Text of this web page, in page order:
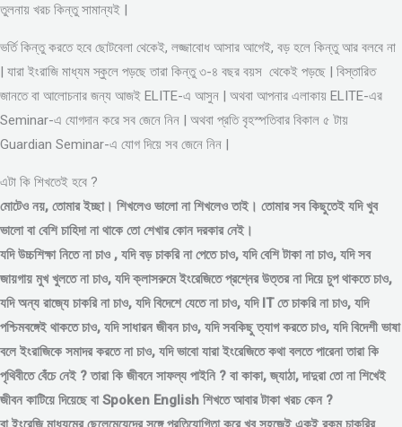
তুলনায় খরচ কিন্তু সামান্যই |
ভর্তি কিন্তু করতে হবে ছোটবেলা থেকেই, লজ্জাবোধ আসার আগেই, বড় হলে কিন্তু আর বলবে না
| যারা ইংরাজি মাধ্যম স্কুলে পড়ছে তারা কিন্তু ৩-৪ বছর বয়স থেকেই পড়ছে | বিস্তারিত
জানতে বা আলোচনার জন্য আজই ELITE-এ আসুন | অথবা আপনার এলাকায় ELITE-এর
Seminar-এ যোগদান করে সব জেনে নিন | অথবা প্রতি বৃহস্পতিবার বিকাল ৫ টায়
Guardian Seminar-এ যোগ দিয়ে সব জেনে নিন |
এটা কি শিখতেই হবে ?
মোটেও নয়, তোমার ইচ্ছা। শিখলেও ভালো না শিখলেও তাই। তোমার সব কিছুতেই যদি খুব
ভালো বা বেশি চাহিদা না থাকে তো শেখার কোন দরকার নেই।
যদি উচ্চশিক্ষা নিতে না চাও , যদি বড় চাকরি না পেতে চাও, যদি বেশি টাকা না চাও, যদি সব
জায়গায় মুখ খুলতে না চাও, যদি ক্লাসরুমে ইংরেজিতে প্রশ্নের উত্তর না দিয়ে চুপ থাকতে চাও,
যদি অন্য রাজ্যে চাকরি না চাও, যদি বিদেশে যেতে না চাও, যদি IT তে চাকরি না চাও, যদি
পশ্চিমবঙ্গেই থাকতে চাও, যদি সাধারন জীবন চাও, যদি সবকিছু ত্যাগ করতে চাও, যদি বিদেশী ভাষা
বলে ইংরাজিকে সমাদর করতে না চাও, যদি ভাবো যারা ইংরেজিতে কথা বলতে পারেনা তারা কি
পৃথিবীতে বেঁচে নেই ? তারা কি জীবনে সাফল্য পাইনি ? বা কাকা, জ্যাঠা, দাদুরা তো না শিখেই
জীবন কাটিয়ে দিয়েছে বা Spoken English শিখতে আবার টাকা খরচ কেন ?